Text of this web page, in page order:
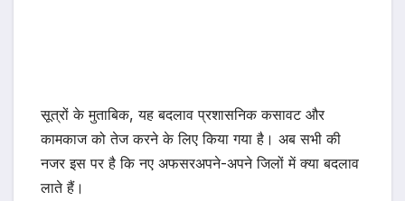
सूत्रों के मुताबिक, यह बदलाव प्रशासनिक कसावट और
कामकाज को तेज करने के लिए किया गया है। अब सभी की
नजर इस पर है कि नए अफसरअपने-अपने जिलों में क्या बदलाव
लाते हैं।